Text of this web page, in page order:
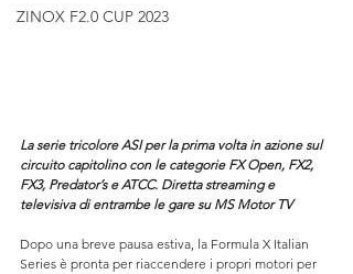
ZINOX F2.0 CUP 2023
La serie tricolore ASI per la prima volta in azione sul
circuito capitolino con le categorie FX Open, FX2,
FX3, Predator’s e ATCC. Diretta streaming e
televisiva di entrambe le gare su MS Motor TV
Dopo una breve pausa estiva, la Formula X Italian
Series è pronta per riaccendere i propri motori per